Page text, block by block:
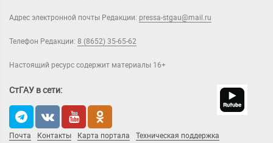
Адрес электронной почты Редакции: pressa-stgau@mail.ru
Телефон Редакции: 8 (8652) 35-65-62
Настоящий ресурс содержит материалы 16+
СтГАУ в сети:
Почта Контакты Карта портала Техническая поддержка